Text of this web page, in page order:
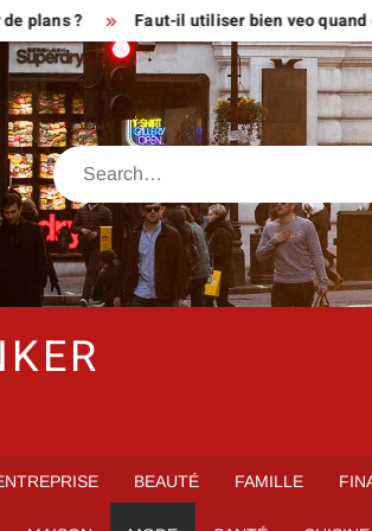
Faut-il utiliser bien veo quand on a
Search
BEAUTÉ FAMILLE